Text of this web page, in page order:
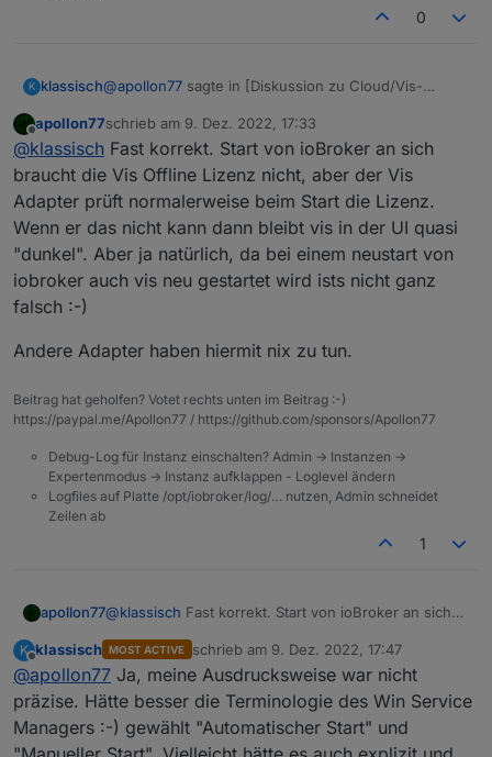
0
K klassisch@apollon77 sagte in [Diskussion zu Cloud/Vis-
Vis Offline Lizenz für vis 1.x+2.x für 23,80 EUR
Viss offline Lizenz war mir neu. Habe jetzt dazu
https://forum.iobroker.net/topic/46334/neue-vis-
offline-lizenz-für-die-private-nutzung
gefunden.
Habe ich das richtig verstanden:
Bei jedem Start von
ioBroker
Vis Adapter
wird ein Internet-Zugang benötigt, damit VIS
funktioniert? Ich folgere bzw. vermute:
oder VIS-Adapter neu gestartet wird? Danach
Verbindung vorhanden UND VIS Adapter neu
gestartet wird.
Andere Komponenten wie History und FLOT
sind davon nicht betroffen?
Offline
apollon77schrieb am 9. Dez. 2022, 17:33
zuletzt editiert von
@klassisch Fast korrekt. Start von ioBroker an sich
braucht die Vis Offline Lizenz nicht, aber der Vis
Adapter prüft normalerweise beim Start die Lizenz.
Wenn er das nicht kann dann bleibt vis in der UI quasi
"dunkel". Aber ja natürlich, da bei einem neustart von
iobroker auch vis neu gestartet wird ists nicht ganz
falsch :-)
Andere Adapter haben hiermit nix zu tun.
Beitrag hat geholfen? Votet rechts unten im Beitrag :-)
https://paypal.me/Apollon77 / https://github.com/sponsors/Apollon77
Debug-Log für Instanz einschalten? Admin -> Instanzen ->
Expertenmodus -> Instanz aufklappen - Loglevel ändern
Logfiles auf Platte /opt/iobroker/log/… nutzen, Admin schneidet
Zeilen ab
1
apollon77@klassisch Fast korrekt. Start von ioBroker an sich
Adapter prüft normalerweise beim Start die Lizenz.
Wenn er das nicht kann dann bleibt vis in der UI
quasi "dunkel". Aber ja natürlich, da bei einem
neustart von iobroker auch vis neu gestartet wird
ists nicht ganz falsch :-)
Andere Adapter haben hiermit nix zu tun.
K
Offline
klassisch MOST ACTIVE schrieb am 9. Dez. 2022, 17:47
zuletzt editiert von
@apollon77 Ja, meine Ausdrucksweise war nicht
präzise. Hätte besser die Terminologie des Win Service
Managers :-) gewählt "Automatischer Start" und